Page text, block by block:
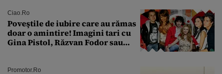
îmi salvez viața”
Ciao.ro
Poveştile de iubire care au rămas
doar o amintire! Imagini tari cu
Gina Pistol, Răzvan Fodor sau
Promotor.ro